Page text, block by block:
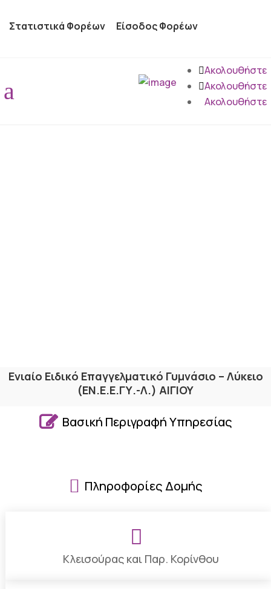
Στατιστικά Φορέων Είσοδος Φορέων
a
Ακολουθήστε
Ακολουθήστε
Ακολουθήστε
Ενιαίο Ειδικό Επαγγελματικό Γυμνάσιο – Λύκειο
(ΕΝ.Ε.Ε.ΓΥ.-Λ.) ΑΙΓΙΟΥ
 Βασική Περιγραφή Υπηρεσίας
 Πληροφορίες Δομής

Κλεισούρας και Παρ. Κορίνθου